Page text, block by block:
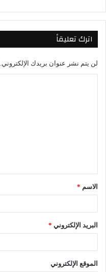
اترك تعليقاً
لن يتم نشر عنوان بريدك الإلكتروني.
الاسم *
البريد الإلكتروني *
الموقع الإلكتروني